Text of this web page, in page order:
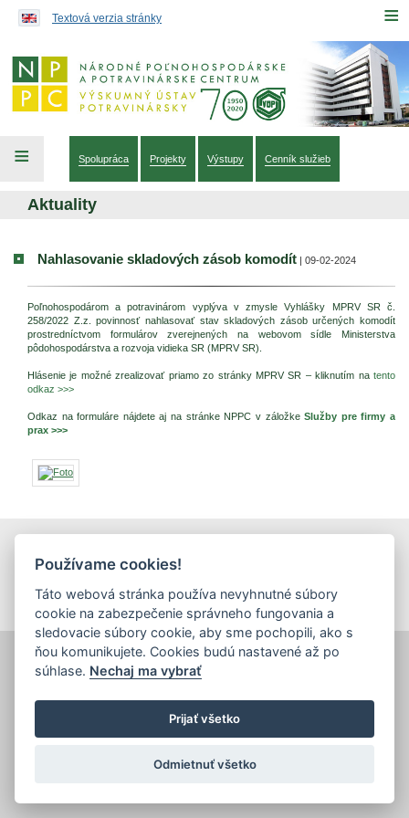
≡
Textová verzia stránky
≡ Spolupráca Projekty Výstupy Cenník služieb
Aktuality
Nahlasovanie skladových zásob komodít | 09-02-2024
Poľnohospodárom a potravinárom vyplýva v zmysle Vyhlášky MPRV SR č.
258/2022 Z.z. povinnosť nahlasovať stav skladových zásob určených komodít
prostredníctvom formulárov zverejnených na webovom sídle Ministerstva
pôdohospodárstva a rozvoja vidieka SR (MPRV SR).
Hlásenie je možné zrealizovať priamo zo stránky MPRV SR – kliknutím na tento
odkaz >>>
Odkaz na formuláre nájdete aj na stránke NPPC v záložkeSlužby pre firmy a
prax >>>
Copyright © 2026 Správca obsahu - Výskumný ústav potravinársky,
Dizajn a prevádzka -Inštitút znalostného pôdohospodárstva a inovácií
Používame cookies!
Táto webová stránka používa nevyhnutné súbory
cookie na zabezpečenie správneho fungovania a
sledovacie súbory cookie, aby sme pochopili, ako s
ňou komunikujete. Cookies budú nastavené až po
súhlase. Nechaj ma vybrať
Prijať všetko
Odmietnuť všetko